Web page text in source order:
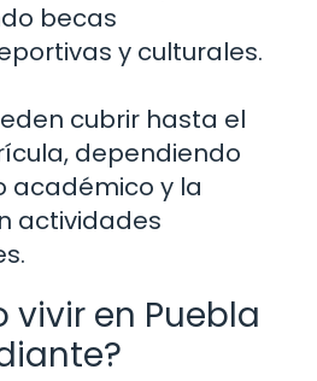
becas
y culturales.
cubrir hasta el
dependiendo
académico y la
actividades
vivir en Puebla